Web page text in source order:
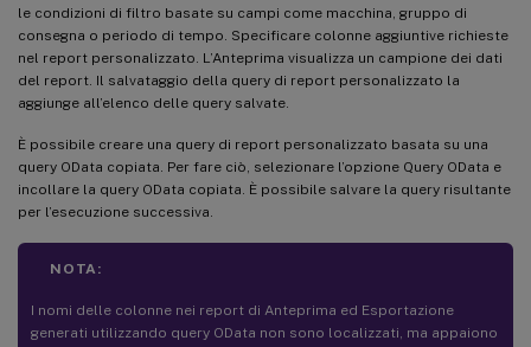
le condizioni di filtro basate su campi come macchina, gruppo di
consegna o periodo di tempo. Specificare colonne aggiuntive richieste
nel report personalizzato. L’Anteprima visualizza un campione dei dati
del report. Il salvataggio della query di report personalizzato la
aggiunge all’elenco delle query salvate.
È possibile creare una query di report personalizzato basata su una
query OData copiata. Per fare ciò, selezionare l’opzione Query OData e
incollare la query OData copiata. È possibile salvare la query risultante
per l’esecuzione successiva.
NOTA:
I nomi delle colonne nei report di Anteprima ed Esportazione
generati utilizzando query OData non sono localizzati, ma appaiono